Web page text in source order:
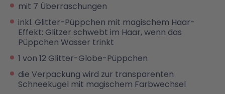
Elektronische Spielwaren
Kreativ
Malen & Zeichnen
Harry Potter™
Marvel™ Super Heroes
Heroes
Knights
mit 7 Überraschungen
inkl. Glitter-Püppchen mit magischem Haar-
Effekt: Glitzer schwebt im Haar, wenn das
Püppchen Wasser trinkt
1 von 12 Glitter-Globe-Püppchen
die Verpackung wird zur transparenten
Schneekugel mit magischem Farbwechsel